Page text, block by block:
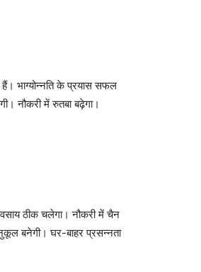
हैं। भाग्योन्नति के प्रयास सफल
नौकरी में रुतबा बढ़ेगा।
ठीक चलेगा। नौकरी में चैन
बनेगी। घर-बाहर प्रसन्नता